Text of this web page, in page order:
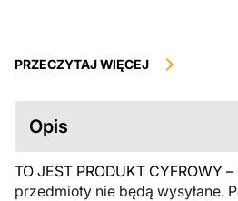
podlegają zwrotowi ani wymianie po ich
przed zakupem. Jeśli masz
skontaktuj się bezpośrednio ze
PRZECZYTAJ WIĘCEJ
Opis
TO JEST PRODUKT CYFROWY
przedmioty nie będą wysyłane.